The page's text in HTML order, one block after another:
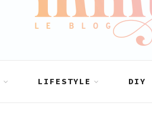
LIFESTYLE DIY